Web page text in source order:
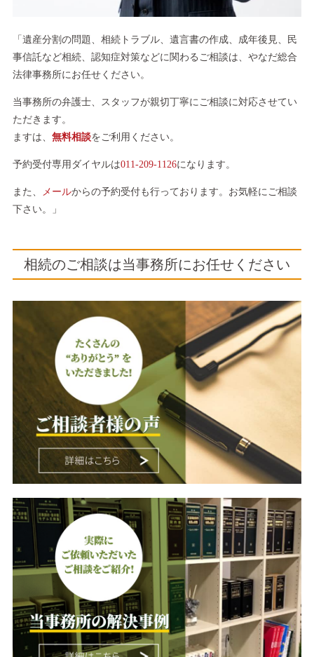
「遺産分割の問題、相続トラブル、遺言書の作成、成年後見、民
事信託など相続、認知症対策などに関わるご相談は、やなだ総合
法律事務所にお任せください。
当事務所の弁護士、スタッフが親切丁寧にご相談に対応させてい
ただきます。
ますは、 無料相談をご利用ください。
予約受付専用ダイヤルは011-209-1126になります。
また、 メールからの予約受付も行っております。お気軽にご相談
下さい。」
相続のご相談は当事務所にお任せください